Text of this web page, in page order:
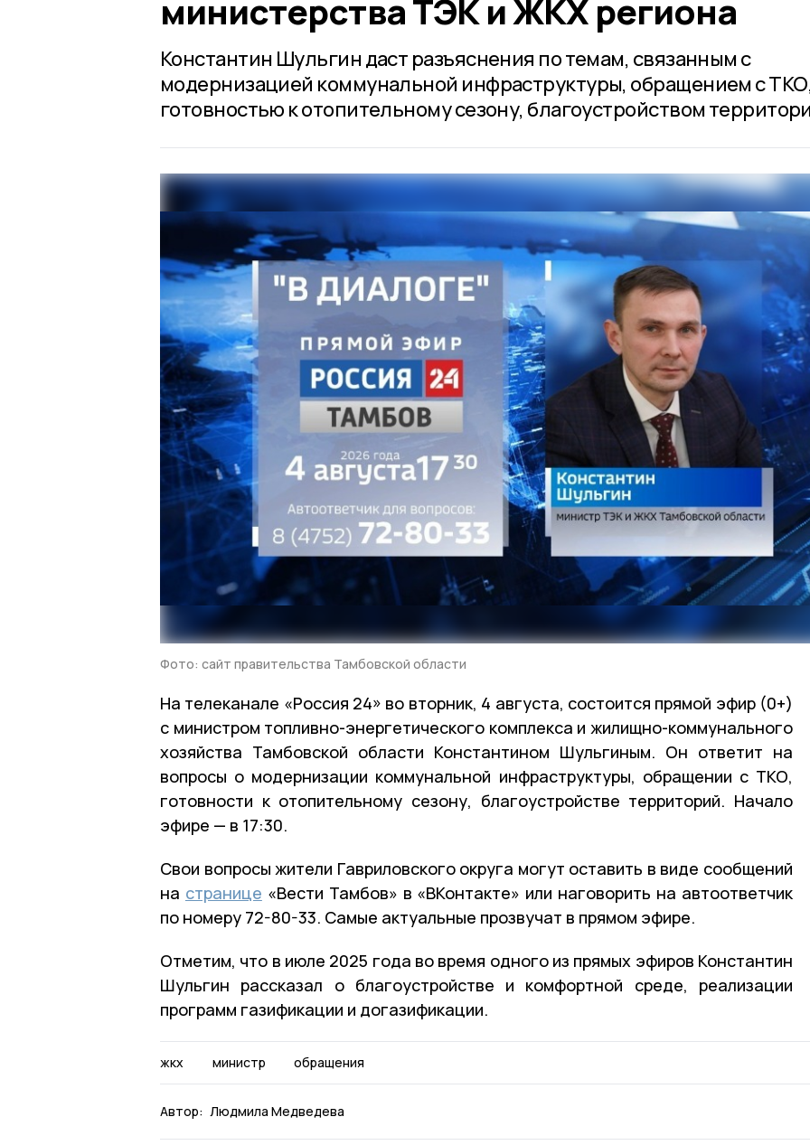
министерства ТЭК и ЖКХ региона
Константин Шульгин даст разъяснения по темам, связанным с
модернизацией коммунальной инфраструктуры, обращением с
готовностью к отопительному сезону, благоустройством
Фото: сайт правительства Тамбовской области
На телеканале «Россия 24» во вторник, 4 августа, состоится прямой эфир (0+)
с министром топливно-энергетического комплекса и жилищно-коммунального
хозяйства Тамбовской области Константином Шульгиным. Он ответит на
вопросы о модернизации коммунальной инфраструктуры, обращении с ТКО,
готовности к отопительному сезону, благоустройстве территорий. Начало
эфире — в 17:30.
Свои вопросы жители Гавриловского округа могут оставить в виде сообщений
на странице «Вести Тамбов» в «ВКонтакте» или наговорить на автоответчик
по номеру 72-80-33. Самые актуальные прозвучат в прямом эфире.
Отметим, что в июле 2025 года во время одного из прямых эфиров Константин
Шульгин рассказал о благоустройстве и комфортной среде, реализации
программ газификации и догазификации.
жкх министр обращения
Автор: Людмила Медведева